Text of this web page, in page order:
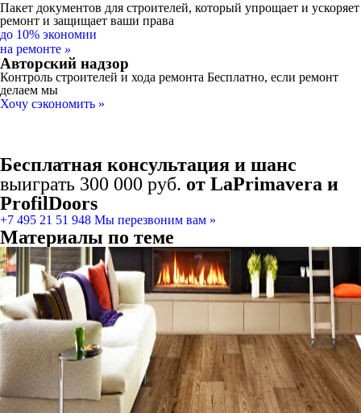
Пакет документов для строителей, который упрощает и ускоряет
ремонт и защищает ваши права
до 10% экономии
на ремонте »
Авторский надзор
Контроль строителей и хода ремонта Бесплатно, если ремонт
делаем мы
Хочу сэкономить »
Бесплатная консультация и шанс
выиграть 300 000 руб. от LaPrimavera и
ProfilDoors
+7 495 21 51 948 Мы перезвоним вам »
Материалы по теме